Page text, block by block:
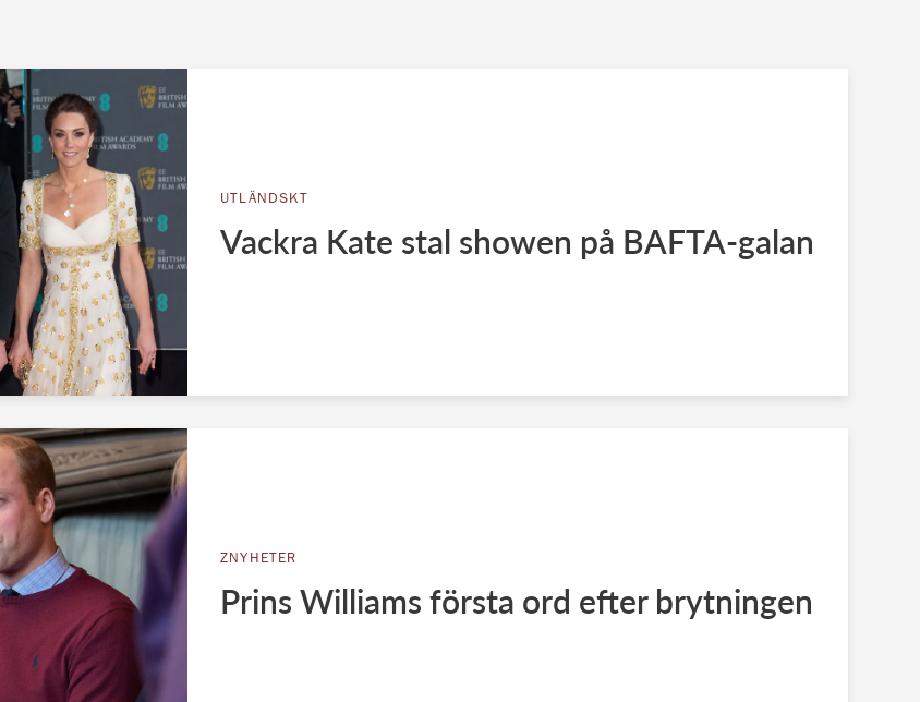
UTLÄNDSKT
Vackra Kate stal showen på BAFTA-galan
ZNYHETER
Prins Williams första ord efter brytningen